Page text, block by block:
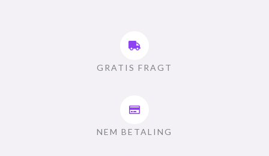
GRATIS FRAGT
NEM BETALING